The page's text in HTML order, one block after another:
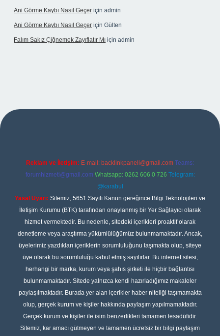
Ani Görme Kaybı Nasıl Geçer için admin
Ani Görme Kaybı Nasıl Geçer için Gülten
Falım Sakız Çiğnemek Zayıflatır Mı için admin
Reklam ve İletişim: E-mail: backlinkpaneli@gmail.com Teams:
forumhizmeti@gmail.com Whatsapp: 0262 606 0 726 Telegram:
@karabul
Yasal Uyarı: Sitemiz, 5651 Sayılı Kanun gereğince Bilgi Teknolojileri ve
İletişim Kurumu (BTK) tarafından onaylanmış bir Yer Sağlayıcı olarak
hizmet vermektedir. Bu nedenle, sitedeki içerikleri proaktif olarak
denetleme veya araştırma yükümlülüğümüz bulunmamaktadır. Ancak,
üyelerimiz yazdıkları içeriklerin sorumluluğunu taşımakta olup, siteye
üye olarak bu sorumluluğu kabul etmiş sayılırlar. Bu internet sitesi,
herhangi bir marka, kurum veya şahıs şirketi ile hiçbir bağlantısı
bulunmamaktadır. Sitede yalnızca kendi hazırladığımız makaleler
paylaşılmaktadır. Burada yer alan içerikler haber niteliği taşımamakta
olup, gerçek kurum ve kişiler hakkında paylaşım yapılmamaktadır.
Gerçek kurum ve kişiler ile isim benzerlikleri tamamen tesadüfidir.
Sitemiz, kar amacı gütmeyen ve tamamen ücretsiz bir bilgi paylaşım